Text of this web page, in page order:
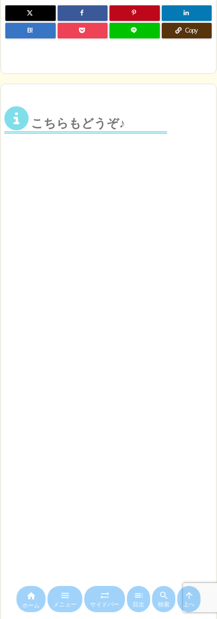
B! Copy
こちらもどうぞ♪

ホーム

メニュー

サイドバー

目次

検索

上へ